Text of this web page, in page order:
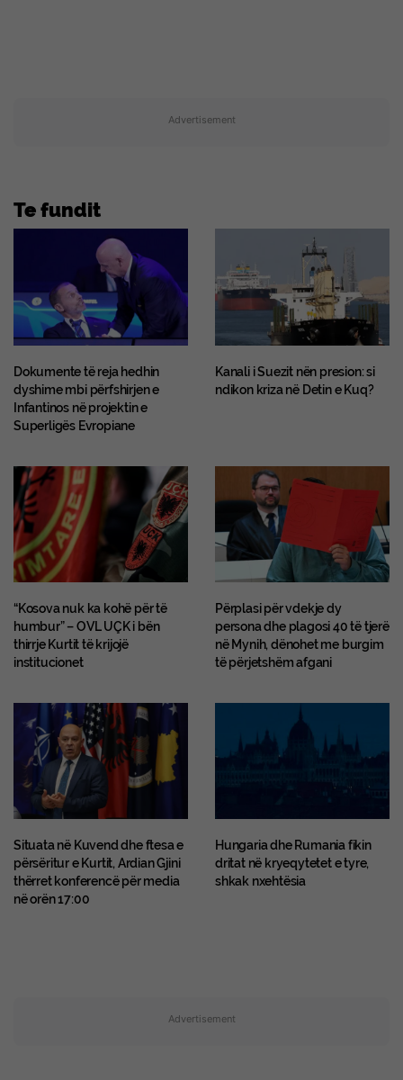
Advertisement
Te fundit
Dokumente të reja hedhin
dyshime mbi përfshirjen e
Infantinos në projektin e
Superligës Evropiane
Kanali i Suezit nën presion: si
ndikon kriza në Detin e Kuq?
“Kosova nuk ka kohë për të
humbur” – OVL UÇK i bën
thirrje Kurtit të krijojë
institucionet
Përplasi për vdekje dy
persona dhe plagosi 40 të tjerë
në Mynih, dënohet me burgim
të përjetshëm afgani
Situata në Kuvend dhe ftesa e
përsëritur e Kurtit, Ardian Gjini
thërret konferencë për media
në orën 17:00
Hungaria dhe Rumania fikin
dritat në kryeqytetet e tyre,
shkak nxehtësia
Advertisement